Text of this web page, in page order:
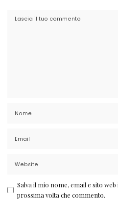
Salva il mio nome, email e sito
prossima volta che commento.